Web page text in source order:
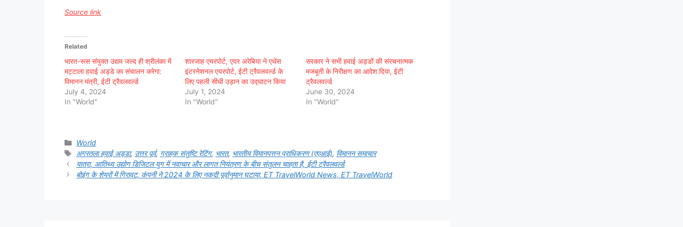
Source link
Related
भारत-रूस संयुक्त उद्यम जल्द ही श्रीलंका में
मट्टाला हवाई अड्डे का संचालन करेगा:
विमानन मंत्री, ईटी ट्रैवलवर्ल्ड
July 4, 2024
In "World"
शारजाह एयरपोर्ट, एयर अरेबिया ने एथेंस
इंटरनेशनल एयरपोर्ट, ईटी ट्रैवलवर्ल्ड के
लिए पहली सीधी उड़ान का उद्घाटन किया
July 1, 2024
In "World"
सरकार ने सभी हवाई अड्डों की संरचनात्मक
मजबूती के निरीक्षण का आदेश दिया, ईटी
ट्रैवलवर्ल्ड
June 30, 2024
In "World"
Categories
World
Tags
अगरतला हवाई अड्डा, उत्तर पूर्व, ग्राहक संतुष्टि रेटिंग, भारत, भारतीय विमानपत्तन प्राधिकरण (एएआई), विमानन समाचार
यात्रा, आतिथ्य उद्योग डिजिटल युग में नवाचार और लागत नियंत्रण के बीच संतुलन चाहता है, ईटी ट्रैवलवर्ल्ड
बोइंग के शेयरों में गिरावट, कंपनी ने 2024 के लिए नकदी पूर्वानुमान घटाया, ET TravelWorld News, ET TravelWorld